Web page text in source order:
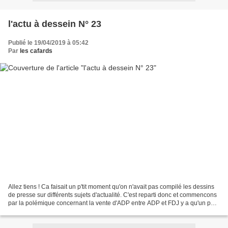
l'actu à dessein N° 23
Publié le 19/04/2019 à 05:42
Par les cafards
Allez tiens ! Ca faisait un p'tit moment qu'on n'avait pas compilé les dessins
de presse sur différents sujets d'actualité. C'est reparti donc et commencons
par la polémique concernant la vente d'ADP entre ADP et FDJ y a qu'un pas.